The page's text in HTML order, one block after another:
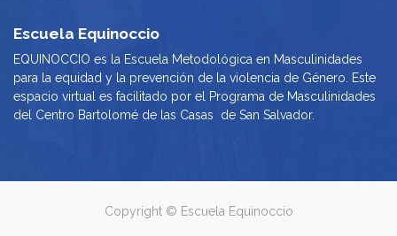
Escuela Equinoccio
EQUINOCCIO es la Escuela Metodológica en Masculinidades
para la equidad y la prevención de la violencia de Género. Este
espacio virtual es facilitado por el Programa de Masculinidades
del Centro Bartolomé de las Casas de San Salvador.
Copyright © Escuela Equinoccio